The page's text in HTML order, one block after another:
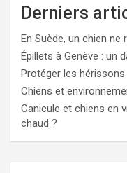
Derniers
En Suède, un chien
Épillets à Genève : un
Protéger les hérissons
Chiens et
Canicule et chiens en
chaud ?